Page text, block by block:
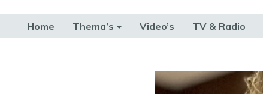
Home Thema’s Video’s TV & Radio